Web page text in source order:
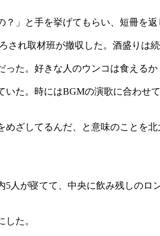
」と手を挙げてもらい、短冊を
れ取材班が撤収した。酒盛りは続
た。好きな人のウンコは食える
た。時にはBGMの演歌に合わ
ざしてるんだ、と意味のことを
人が寝てて、中央に飲み残しの
た。